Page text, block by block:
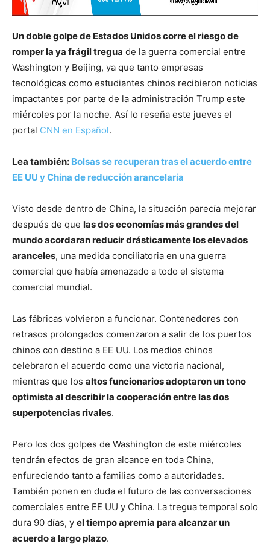
Un doble golpe de Estados Unidos corre el riesgo de
romper la ya frágil tregua de la guerra comercial entre
Washington y Beijing, ya que tanto empresas
tecnológicas como estudiantes chinos recibieron noticias
impactantes por parte de la administración Trump este
miércoles por la noche. Así lo reseña este jueves el
portal CNN en Español.
Lea también: Bolsas se recuperan tras el acuerdo entre
EE UU y China de reducción arancelaria
Visto desde dentro de China, la situación parecía mejorar
después de que las dos economías más grandes del
mundo acordaran reducir drásticamente los elevados
aranceles, una medida conciliatoria en una guerra
comercial que había amenazado a todo el sistema
comercial mundial.
Las fábricas volvieron a funcionar. Contenedores con
retrasos prolongados comenzaron a salir de los puertos
chinos con destino a EE UU. Los medios chinos
celebraron el acuerdo como una victoria nacional,
mientras que los altos funcionarios adoptaron un tono
optimista al describir la cooperación entre las dos
superpotencias rivales.
Pero los dos golpes de Washington de este miércoles
tendrán efectos de gran alcance en toda China,
enfureciendo tanto a familias como a autoridades.
También ponen en duda el futuro de las conversaciones
comerciales entre EE UU y China. La tregua temporal solo
dura 90 días, y el tiempo apremia para alcanzar un
acuerdo a largo plazo.